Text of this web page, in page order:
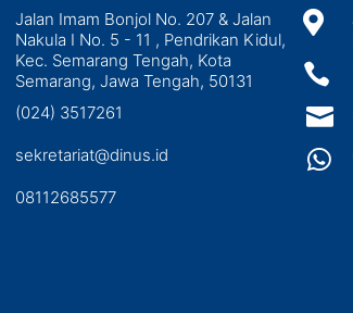
Jalan Imam Bonjol No. 207 & Jalan
Nakula I No. 5 - 11 , Pendrikan Kidul,
Kec. Semarang Tengah, Kota
Semarang, Jawa Tengah, 50131
(024) 3517261
sekretariat@dinus.id
08112685577



